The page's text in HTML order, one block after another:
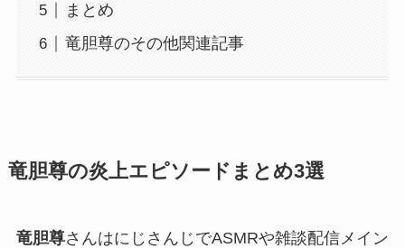
まとめ
竜胆尊のその他関連記事
竜胆尊の炎上エピソードまとめ3選
竜胆尊さんはにじさんじでASMRや雑談配信メイン